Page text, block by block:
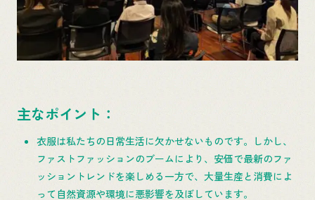
主なポイント：
衣服は私たちの日常生活に欠かせないものです。しかし、
ファストファッションのブームにより、安価で最新のファ
ッショントレンドを楽しめる一方で、大量生産と消費によ
って自然資源や環境に悪影響を及ぼしています。